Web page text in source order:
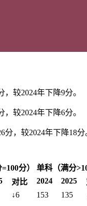
较2024年下降9分。
较2024年下降6分。
，较2024年下降18分
分）
单科（满分
对比 2024 2025
↓6 153 135